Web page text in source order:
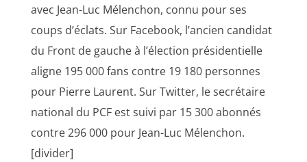
avec Jean-Luc Mélenchon, connu pour ses
coups d’éclats. Sur Facebook, l’ancien candidat
du Front de gauche à l’élection présidentielle
aligne 195 000 fans contre 19 180 personnes
pour Pierre Laurent. Sur Twitter, le secrétaire
national du PCF est suivi par 15 300 abonnés
contre 296 000 pour Jean-Luc Mélenchon.
[divider]